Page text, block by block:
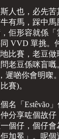
人也，必先
有馬，踩中
佢形容就係
VVD 單挑。
比賽，老豆做
老豆係咪盲嘅
遲啲你會明㗎
賽)。
名「Estêvão
分享咗個故
個仔，個仔
加冕」。呢